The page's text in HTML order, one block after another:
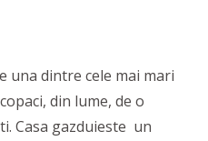
una dintre cele mai mari
din lume, de o
Casa gazduieste un